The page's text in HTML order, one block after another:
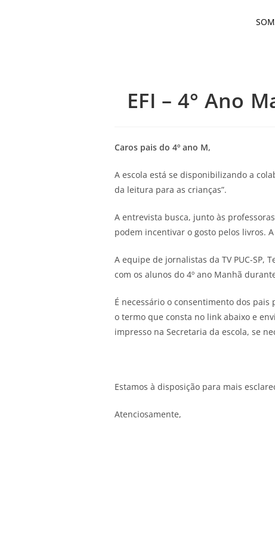
EFI – 4° Ano
Caros pais do 4º ano M,
A escola está se disponibilizando a
da leitura para as crianças”.
A entrevista busca, junto às
podem incentivar o gosto pelos livros.
A equipe de jornalistas da TV PUC-SP,
com os alunos do 4º ano Manhã
É necessário o consentimento dos
o termo que consta no link abaixo e
impresso na Secretaria da escola, se
Estamos à disposição para mais
Atenciosamente,